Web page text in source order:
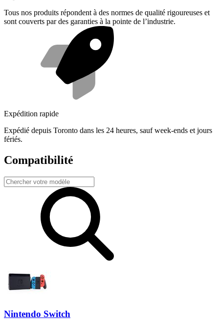
Tous nos produits répondent à des normes de qualité rigoureuses et
sont couverts par des garanties à la pointe de l’industrie.
Expédition rapide
Expédié depuis Toronto dans les 24 heures, sauf week-ends et jours
fériés.
Compatibilité
Nintendo Switch